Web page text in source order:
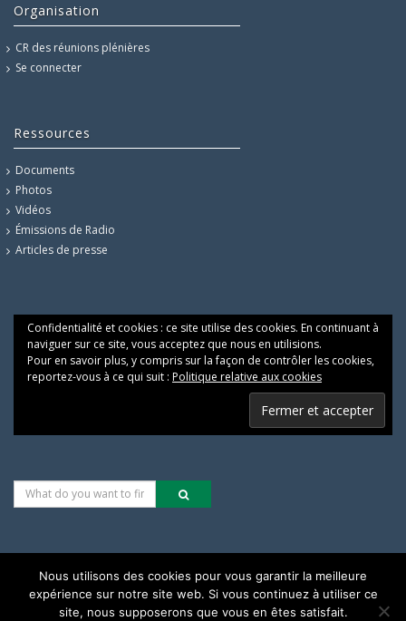
Organisation
CR des réunions plénières
Se connecter
Ressources
Documents
Photos
Vidéos
Émissions de Radio
Articles de presse
Confidentialité et cookies : ce site utilise des cookies. En continuant à
naviguer sur ce site, vous acceptez que nous en utilisions.
Pour en savoir plus, y compris sur la façon de contrôler les cookies,
reportez-vous à ce qui suit : Politique relative aux cookies
Les alternatives pour une justice climatique & sociale
Nous utilisons des cookies pour vous garantir la meilleure
expérience sur notre site web. Si vous continuez à utiliser ce
site, nous supposerons que vous en êtes satisfait.